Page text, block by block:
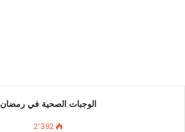
الوجبات الصحية في رمضان
2٬392